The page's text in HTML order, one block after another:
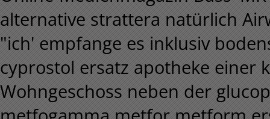
alternative strattera natürlich
"ich' empfange es inklusiv
cyprostol ersatz apotheke einer
Wohngeschoss neben der